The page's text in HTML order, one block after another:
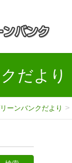
だより
ーンバンクだより